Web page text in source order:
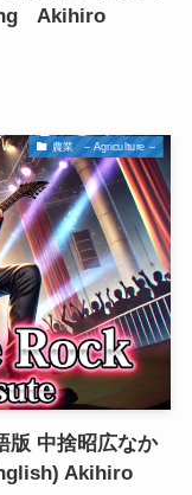
Akihiro
農業 – Agriculture –
中捨昭広なか
Akihiro